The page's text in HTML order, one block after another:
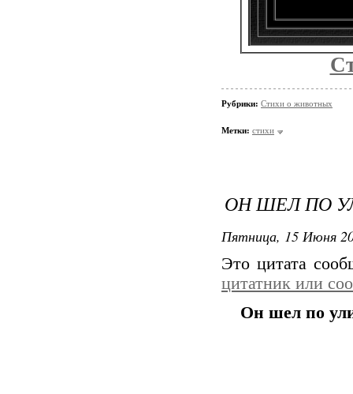
Рубрики: Стихи о животных
Метки: стихи
ОН ШЕЛ ПО
Пятница, 15 Июня
Это цитата
цитатник или
Он шел по